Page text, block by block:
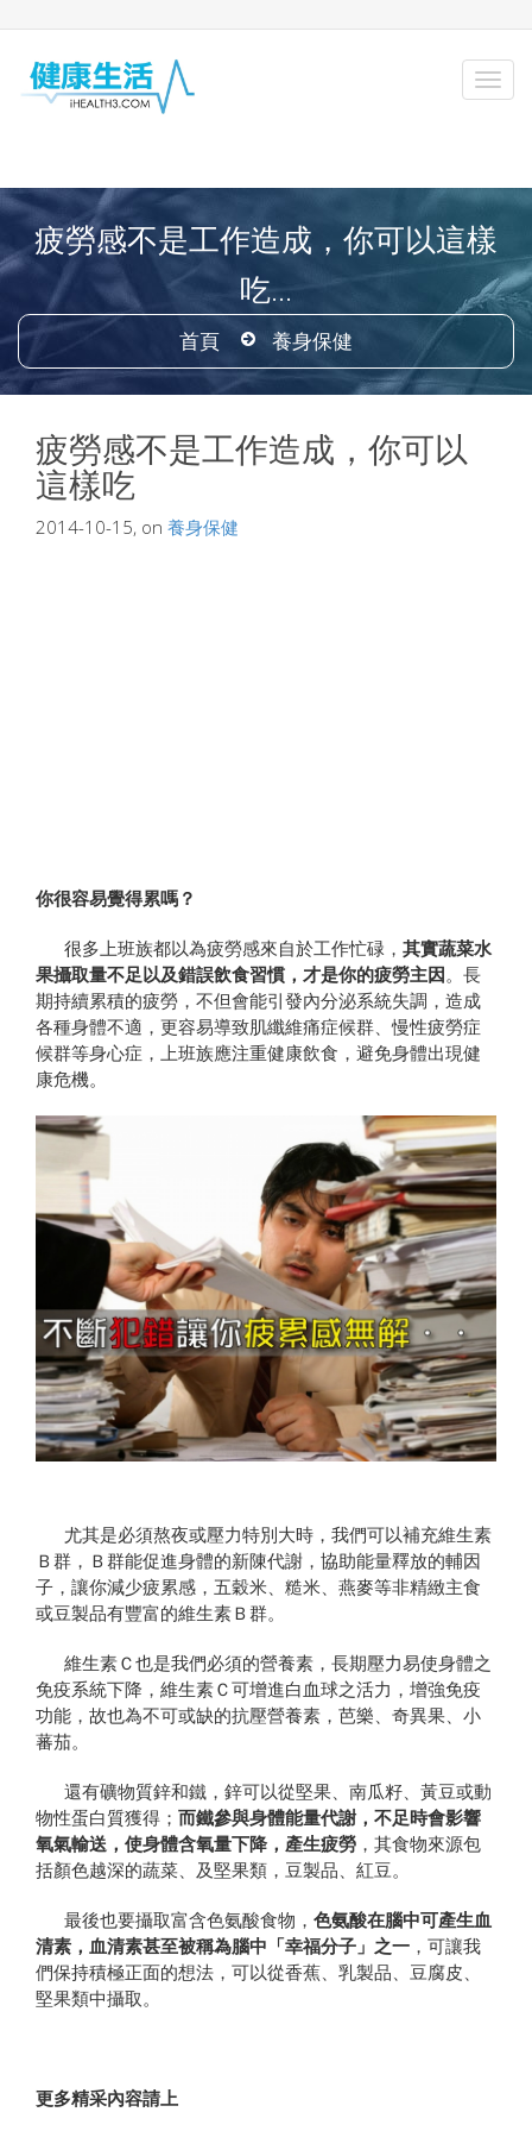
疲勞感不是工作造成，你可以這樣
吃...
首頁 養身保健
疲勞感不是工作造成，你可以
這樣吃
2014-10-15, on 養身保健
你很容易覺得累嗎？
很多上班族都以為疲勞感來自於工作忙碌， 其實蔬菜水
果攝取量不足以及錯誤飲食習慣，才是你的疲勞主因。長
期持續累積的疲勞，不但會能引發內分泌系統失調，造成
各種身體不適，更容易導致肌纖維痛症候群、慢性疲勞症
候群等身心症，上班族應注重健康飲食，避免身體出現健
康危機。
尤其是必須熬夜或壓力特別大時，我們可以補充維生素
Ｂ群，Ｂ群能促進身體的新陳代謝，協助能量釋放的輔因
子，讓你減少疲累感，五穀米、糙米、燕麥等非精緻主食
或豆製品有豐富的維生素Ｂ群。
維生素Ｃ也是我們必須的營養素，長期壓力易使身體之
免疫系統下降，維生素Ｃ可增進白血球之活力，增強免疫
功能，故也為不可或缺的抗壓營養素，芭樂、奇異果、小
蕃茄。
還有礦物質鋅和鐵，鋅可以從堅果、南瓜籽、黃豆或動
物性蛋白質獲得； 而鐵參與身體能量代謝，不足時會影響
氧氣輸送，使身體含氧量下降，產生疲勞 ，其食物來源包
括顏色越深的蔬菜、及堅果類，豆製品、紅豆。
最後也要攝取富含色氨酸食物， 色氨酸在腦中可產生血
清素，血清素甚至被稱為腦中「幸福分子」之一 ，可讓我
們保持積極正面的想法，可以從香蕉、乳製品、豆腐皮、
堅果類中攝取。
更多精采內容請上